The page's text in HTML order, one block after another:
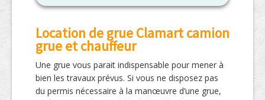
Location de grue Clamart camion
grue et chauffeur
Une grue vous parait indispensable pour mener à
bien les travaux prévus. Si vous ne disposez pas
du permis nécessaire à la manœuvre d’une grue,